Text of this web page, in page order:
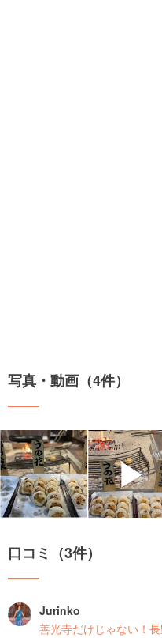
写真・動画（4件）
▶
口コミ（3件）
Jurinko
善光寺だけじゃない！